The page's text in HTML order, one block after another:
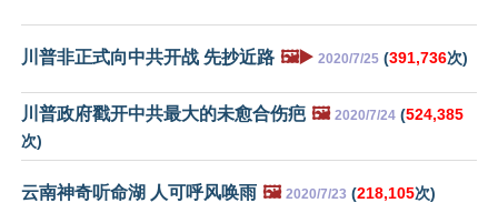
川普非正式向中共开战 先抄近路 🖼️▶️ 2020/7/25 (391,736次)
川普政府戳开中共最大的未愈合伤疤 🖼️ 2020/7/24 (524,385
次)
云南神奇听命湖 人可呼风唤雨 🖼️ 2020/7/23 (218,105次)